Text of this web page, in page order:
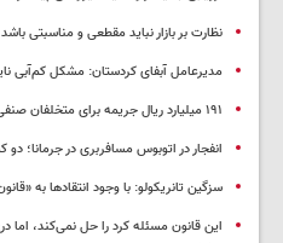
ارزیابی جدید از وضعیت نیروهای پیشمرگ
نظارت بر بازار نباید مقطعی و مناسبتی باشد
مدیرعامل آبفای کردستان: مشکل کم‌آبی
۱۹۱ میلیارد ریال جریمه برای متخلفان صنفی و غیرصنفی کردستان صادر شد
انفجار در اتوبوس مسافربری در جرمانا؛ دو کشته و ۱۳
سزگین تانریکولو: با وجود انتقادها به